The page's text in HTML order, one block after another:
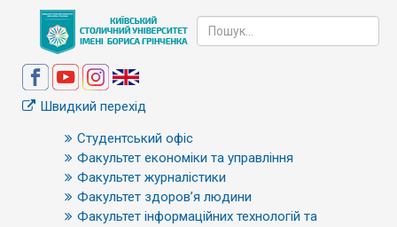
Швидкий перехід
Студентський офіс
Факультет економіки та управління
Факультет журналістики
Факультет здоров’я людини
Факультет інформаційних технологій та